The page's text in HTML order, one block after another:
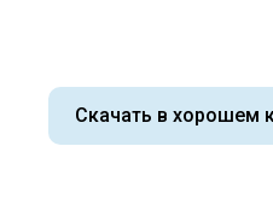
Скачать в хорошем